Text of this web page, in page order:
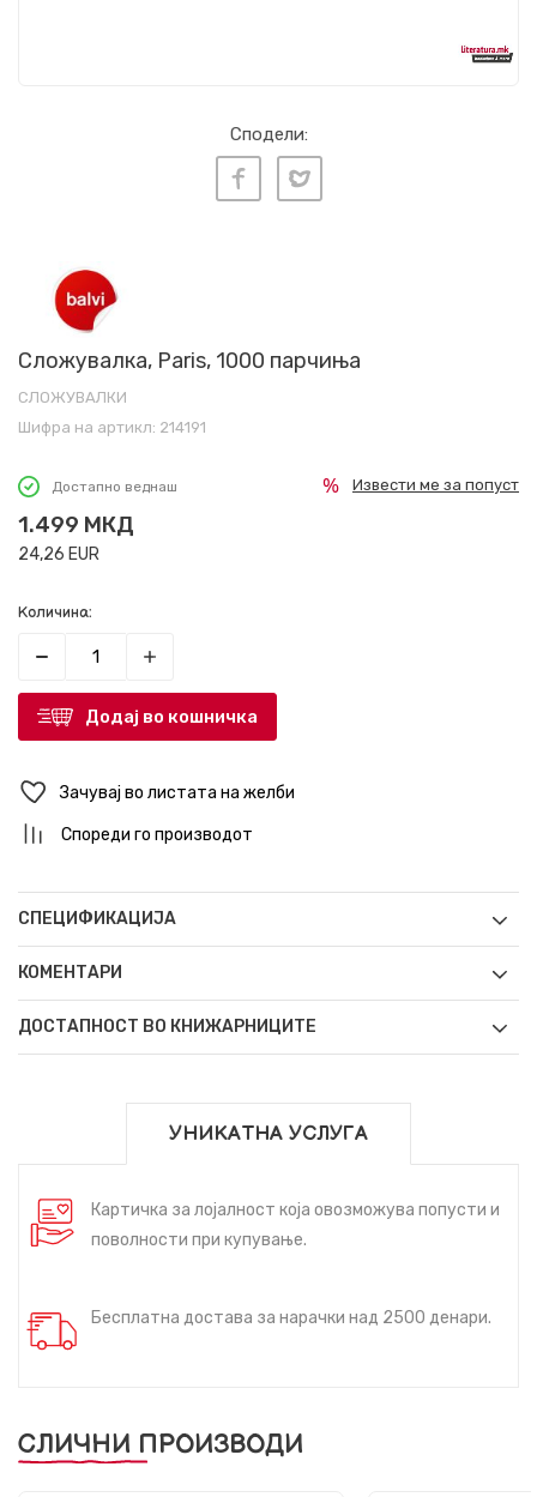
Сподели:
Сложувалка, Paris, 1000 парчиња
СЛОЖУВАЛКИ
Шифра на артикл: 214191
Достапно веднаш
1.499 МКД
24,26 EUR
Извести ме за попуст
Количина:
Додај во кошничка
Зачувај во листата на желби
Спореди го производот
СПЕЦИФИКАЦИЈА
КОМЕНТАРИ
ДОСТАПНОСТ ВО КНИЖАРНИЦИТЕ
УНИКАТНА УСЛУГА
Картичка за лојалност која овозможува попусти и
поволности при купување.
Бесплатна достава за нарачки над 2500 денари.
СЛИЧНИ ПРОИЗВОДИ